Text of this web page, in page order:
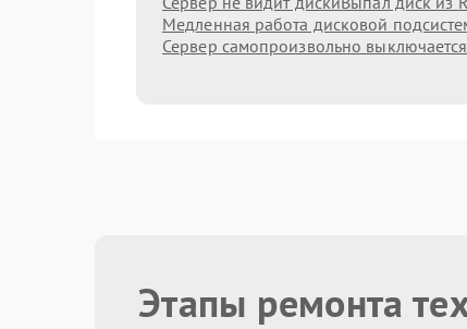
Медленная работа дисковой
Сервер самопроизвольно выключается
Этапы ремонта